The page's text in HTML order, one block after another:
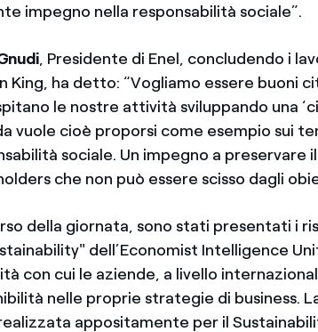
impegno nella responsabilità sociale”.
, Presidente di Enel, concludendo i
King, ha detto: “Vogliamo essere buoni
le nostre attività sviluppando una
vuole cioè proporsi come esempio sui
sociale. Un impegno a
che non può essere scisso dagli
della giornata, sono stati presentati i
dell’Economist Intelligence
con cui le aziende, a livello
nelle proprie strategie di business.
appositamente per il